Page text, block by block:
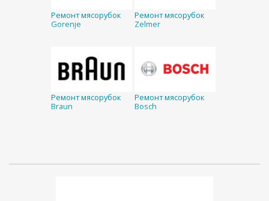
Ремонт мясорубок
Gorenje
Ремонт мясорубок
Zelmer
Ремонт мясорубок
Braun
Ремонт мясорубок
Bosch